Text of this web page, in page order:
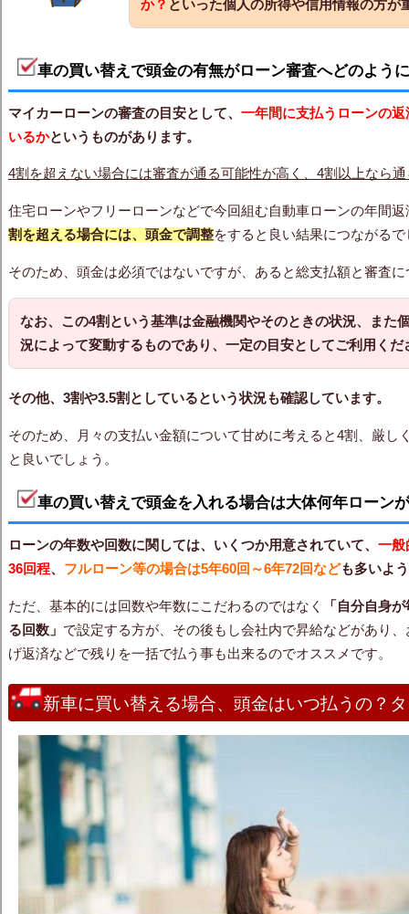
か？ といった個人の所得や信用情報の方が
車の買い替えで頭金の有無がローン審査へどのよう
マイカーローンの審査の目安として、 一年間に支払うローンの
いるかというものがあります。
4割を超えない場合には審査が通る可能性が高く、4割以上なら
住宅ローンやフリーローンなどで今回組む自動車ローンの年間
割を超える場合には、頭金で調整をすると良い結果につながるで
そのため、頭金は必須ではないですが、あると総支払額と審査
なお、この4割という基準は金融機関やそのときの状況、また
況によって変動するものであり、一定の目安としてご利用くだ
その他、3割や3.5割としているという状況も確認しています。
そのため、月々の支払い金額について甘めに考えると4割、厳し
と良いでしょう。
車の買い替えで頭金を入れる場合は大体何年ローン
ローンの年数や回数に関しては、いくつか用意されていて、 一般
36回程、 フルローン等の場合は5年60回～6年72回なども多いよ
ただ、基本的には回数や年数にこだわるのではなく
「自分自身
る回数」 で設定する方が、その後もし会社内で昇給などがあり
げ返済などで残りを一括で払う事も出来るのでオススメです。
新車に買い替える場合、頭金はいつ払うの？